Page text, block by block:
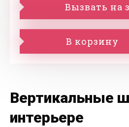
Вызвать на
В корзину
Вертикальные
интерьере